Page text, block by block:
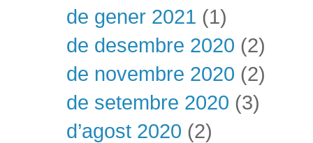
de gener 2021 (1)
de desembre 2020 (2)
de novembre 2020 (2)
de setembre 2020 (3)
d’agost 2020 (2)